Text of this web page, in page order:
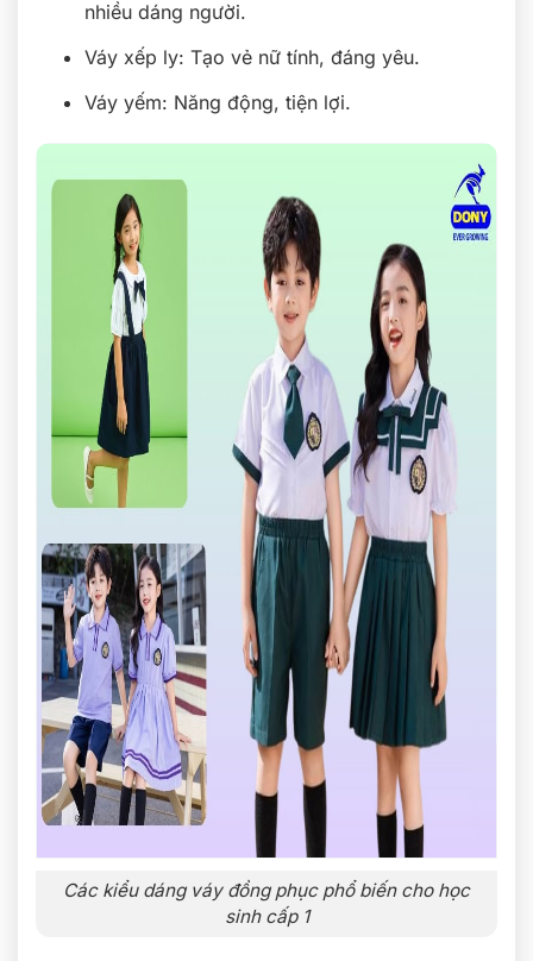
nhiều dáng người.
Váy xếp ly: Tạo vẻ nữ tính, đáng yêu.
Váy yếm: Năng động, tiện lợi.
Các kiểu dáng váy đồng phục phổ biến cho học
sinh cấp 1